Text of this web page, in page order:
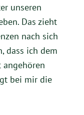
unseren
Das zieht
nach sich
dass ich dem
bei mir die